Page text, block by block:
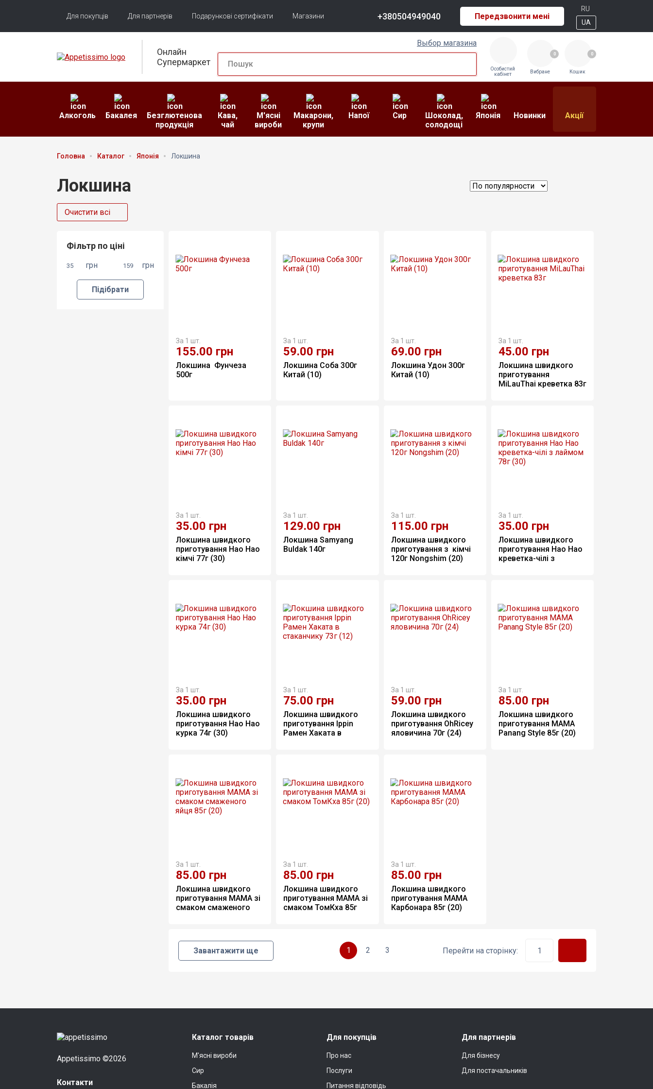
Для покупців Для партнерів Подарункові сертифікати Магазини +380504949040 Передзвонити мені
RU
UA
Онлайн
Супермаркет
Выбор магазина
Особистий
кабінет
Вибране
0 0
Кошик
Алкоголь Бакалея
Безглютенова
продукція
Кава,
чай
М'ясні
вироби
Макарони,
крупи
Напої Сир
Шоколад,
солодощі
Японія Новинки Акції
Головна Каталог Японія Локшина
Очистити всі
Локшина
Фільтр по ціні
грн грн
Підібрати
За 1 шт.
155.00 грн
Локшина  Фунчеза
500г
За 1 шт.
59.00 грн
Локшина Соба 300г
Китай (10)
За 1 шт.
69.00 грн
Локшина Удон 300г
Китай (10)
За 1 шт.
45.00 грн
Локшина швидкого
приготування
MiLauThai креветка 83г
За 1 шт.
35.00 грн
Локшина швидкого
приготування Hao Hao
кімчі 77г (30)
За 1 шт.
129.00 грн
Локшина Samyang
Buldak 140г
За 1 шт.
115.00 грн
Локшина швидкого
приготування з  кімчі
120г Nongshim (20)
За 1 шт.
35.00 грн
Локшина швидкого
приготування Hao Hao
креветка-чілі з
За 1 шт.
35.00 грн
Локшина швидкого
приготування Hao Hao
курка 74г (30)
За 1 шт.
75.00 грн
Локшина швидкого
приготування Ippin
Рамен Хаката в
За 1 шт.
59.00 грн
Локшина швидкого
приготування OhRicey
яловичина 70г (24)
За 1 шт.
85.00 грн
Локшина швидкого
приготування МАМА
Panang Style 85г (20)
За 1 шт.
85.00 грн
Локшина швидкого
приготування МАМА зі
смаком смаженого
За 1 шт.
85.00 грн
Локшина швидкого
приготування МАМА зі
смаком ТомКха 85г
За 1 шт.
85.00 грн
Локшина швидкого
приготування МАМА
Карбонара 85г (20)
Завантажити ще 1 2 3 Перейти на сторінку:
Appetissimo ©2026
Контакти
Каталог товарів
М'ясні вироби
Сир
Бакалія
Для покупців
Про нас
Послуги
Питання відповідь
Для партнерів
Для бізнесу
Для постачальників